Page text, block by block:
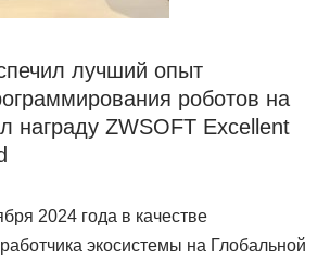
лучший опыт
роботов на
награду ZWSOFT Excellent
2024 года в качестве
экосистемы на Глобальной